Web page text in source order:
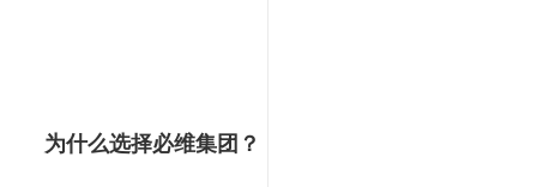
为什么选择必维集团？